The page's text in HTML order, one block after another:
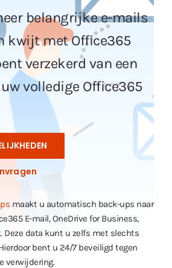
belangrijke e-mails
kwijt met Office365
verzekerd van een
volledige Office365
maakt u automatisch back-ups naar
E-mail, OneDrive for Business,
Deze data kunt u zelfs met slechts
bent u 24/7 beveiligd tegen
verwijdering.